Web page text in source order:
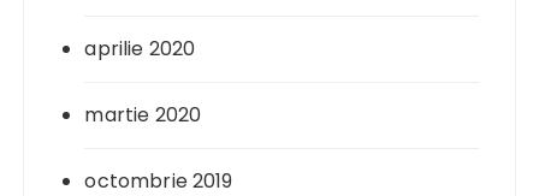
aprilie 2020
martie 2020
octombrie 2019